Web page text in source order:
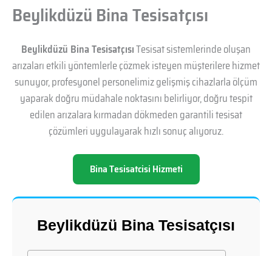
Beylikdüzü Bina Tesisatçısı
Beylikdüzü Bina TesisatçısıTesisat sistemlerinde oluşan
arızaları etkili yöntemlerle çözmek isteyen müşterilere hizmet
sunuyor, profesyonel personelimiz gelişmiş cihazlarla ölçüm
yaparak doğru müdahale noktasını belirliyor, doğru tespit
edilen arızalara kırmadan dökmeden garantili tesisat
çözümleri uygulayarak hızlı sonuç alıyoruz.
Bina Tesisatcisi Hizmeti
Beylikdüzü Bina Tesisatçısı